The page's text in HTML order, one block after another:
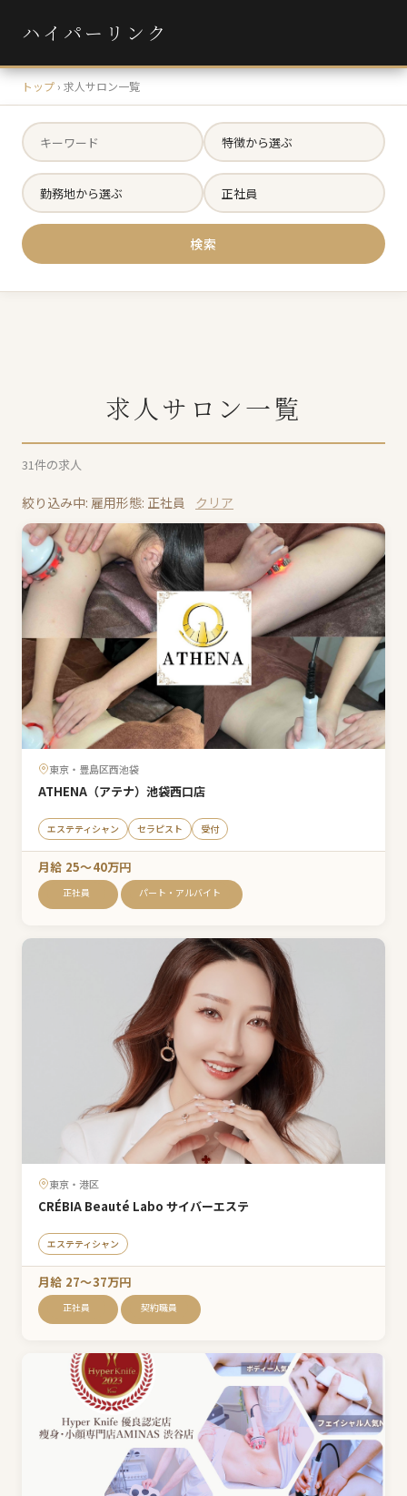
ハイパーリンク
トップ › 求人サロン一覧
求人サロン一覧
31件の求人
絞り込み中: 雇用形態: 正社員 クリア
東京・豊島区西池袋
ATHENA（アテナ）池袋西口店
エステティシャン セラピスト 受付
月給 25〜40万円
正社員 パート・アルバイト
東京・港区
CRÉBIA Beauté Labo サイバーエステ
エステティシャン
月給 27〜37万円
正社員 契約職員